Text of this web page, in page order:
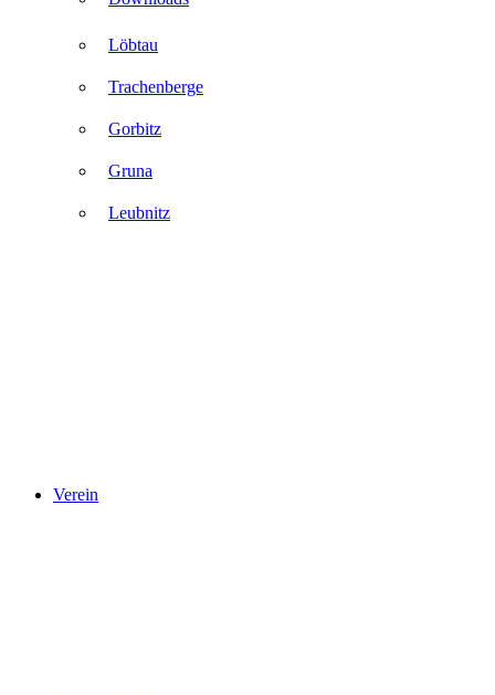
Löbtau
Trachenberge
Gorbitz
Gruna
Leubnitz
Verein